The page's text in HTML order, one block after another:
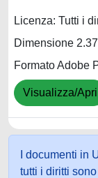
Licenza: Tutti i
Dimensione
Formato Adobe
Visualizza/Apri
I documenti in
tutti i diritti